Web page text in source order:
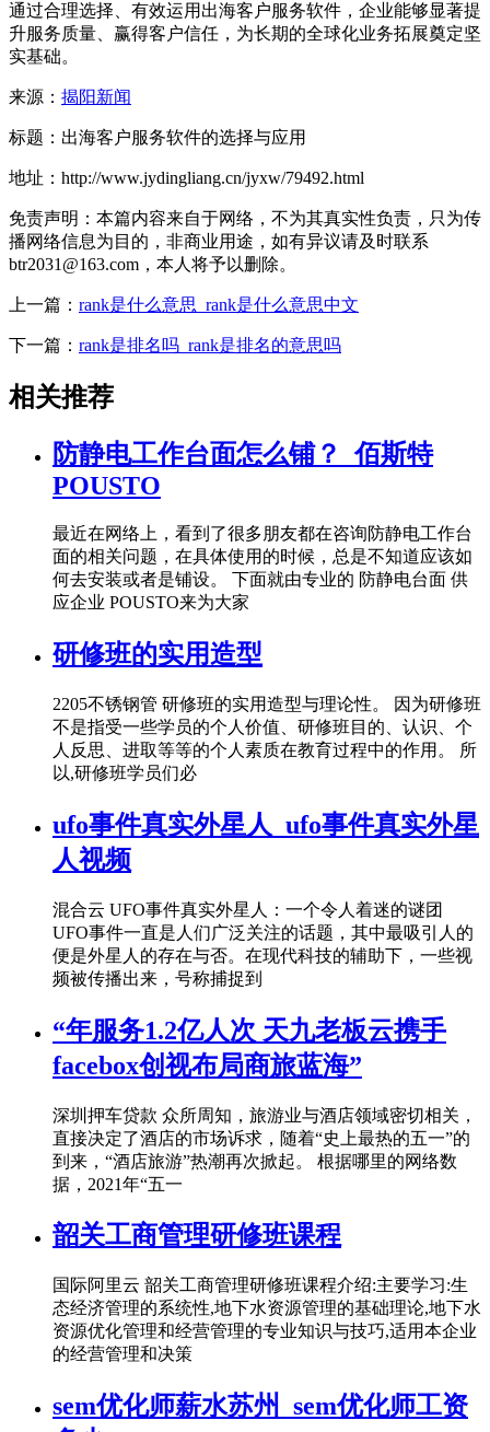
通过合理选择、有效运用出海客户服务软件，企业能够显著提
升服务质量、赢得客户信任，为长期的全球化业务拓展奠定坚
实基础。
来源： 揭阳新闻
标题：出海客户服务软件的选择与应用
地址：http://www.jydingliang.cn/jyxw/79492.html
免责声明：本篇内容来自于网络，不为其真实性负责，只为传
播网络信息为目的，非商业用途，如有异议请及时联系
btr2031@163.com，本人将予以删除。
上一篇： rank是什么意思_rank是什么意思中文
下一篇： rank是排名吗_rank是排名的意思吗
相关推荐
防静电工作台面怎么铺？_佰斯特
POUSTO
最近在网络上，看到了很多朋友都在咨询防静电工作台
面的相关问题，在具体使用的时候，总是不知道应该如
何去安装或者是铺设。 下面就由专业的 防静电台面 供
应企业 POUSTO来为大家
研修班的实用造型
2205不锈钢管 研修班的实用造型与理论性。 因为研修班
不是指受一些学员的个人价值、研修班目的、认识、个
人反思、进取等等的个人素质在教育过程中的作用。 所
以,研修班学员们必
ufo事件真实外星人_ufo事件真实外星
人视频
混合云 UFO事件真实外星人：一个令人着迷的谜团
UFO事件一直是人们广泛关注的话题，其中最吸引人的
便是外星人的存在与否。在现代科技的辅助下，一些视
频被传播出来，号称捕捉到
“年服务1.2亿人次 天九老板云携手
facebox创视布局商旅蓝海”
深圳押车贷款 众所周知，旅游业与酒店领域密切相关，
直接决定了酒店的市场诉求，随着“史上最热的五一”的
到来，“酒店旅游”热潮再次掀起。 根据哪里的网络数
据，2021年“五一
韶关工商管理研修班课程
国际阿里云 韶关工商管理研修班课程介绍:主要学习:生
态经济管理的系统性,地下水资源管理的基础理论,地下水
资源优化管理和经营管理的专业知识与技巧,适用本企业
的经营管理和决策
sem优化师薪水苏州_sem优化师工资